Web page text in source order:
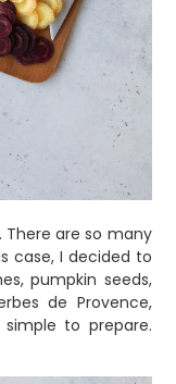
There are so many
case, I decided to
pumpkin seeds,
de Provence,
to prepare.